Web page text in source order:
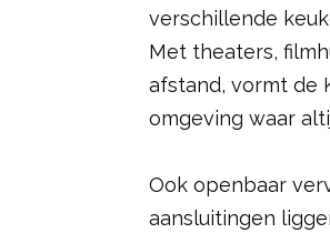
verschillende
Met theaters,
afstand, vormt de
omgeving waar
Ook openbaar
aansluitingen